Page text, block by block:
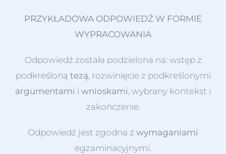
PRZYKŁADOWA ODPOWIEDŹ W FORMIE
WYPRACOWANIA
Odpowiedź została podzielona na: wstęp z
podkreśloną tezą, rozwinięcie z podkreślonymi
argumentami i wnioskami, wybrany kontekst i
zakończenie.
Odpowiedź jest zgodna z wymaganiami
egzaminacyjnymi.